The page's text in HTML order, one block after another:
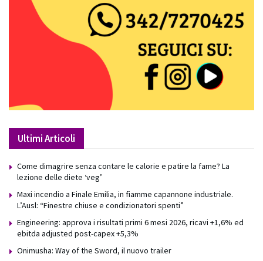
Ultimi Articoli
Come dimagrire senza contare le calorie e patire la fame? La
lezione delle diete ‘veg’
Maxi incendio a Finale Emilia, in fiamme capannone industriale.
L’Ausl: “Finestre chiuse e condizionatori spenti”
Engineering: approva i risultati primi 6 mesi 2026, ricavi +1,6% ed
ebitda adjusted post-capex +5,3%
Onimusha: Way of the Sword, il nuovo trailer